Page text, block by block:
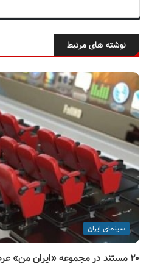
نوشته های مرتبط
سینمای ایران
۲۰ مستند در مجموعه «ایران من» عرضه شد